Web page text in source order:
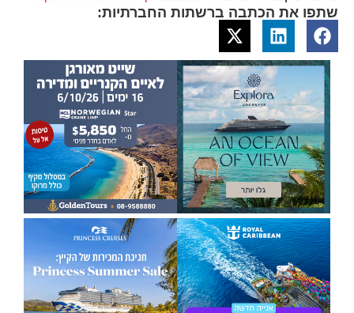
שתפו את הכתבה ברשתות החברתיות: